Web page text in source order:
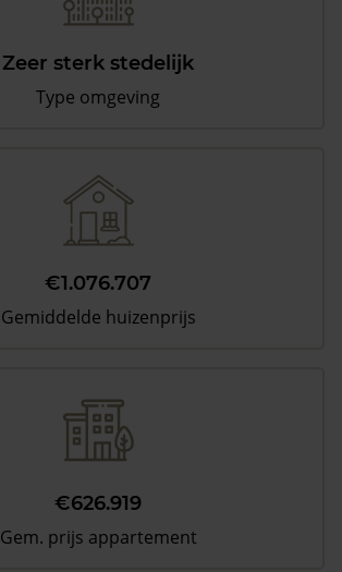
Zeer sterk stedelijk
Type omgeving
€1.076.707
Gemiddelde huizenprijs
€626.919
Gem. prijs appartement